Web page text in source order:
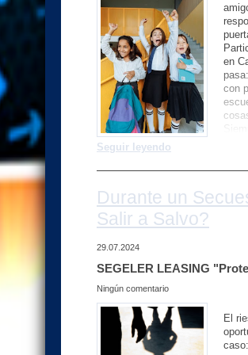
en
con
una
Seguir leyendo
Durante un
Salir a Salvo?
29.07.2024
SEGELER LEASING
Ningún comentario
El
caso: